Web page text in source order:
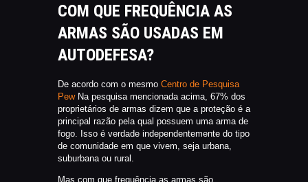
COM QUE FREQUÊNCIA AS
ARMAS SÃO USADAS EM
AUTODEFESA?
De acordo com o mesmo Centro de Pesquisa
Pew Na pesquisa mencionada acima, 67% dos
proprietários de armas dizem que a proteção é a
principal razão pela qual possuem uma arma de
fogo. Isso é verdade independentemente do tipo
de comunidade em que vivem, seja urbana,
suburbana ou rural.
Mas com que frequência as armas são